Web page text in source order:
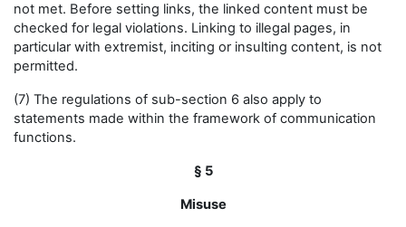
not met. Before setting links, the linked content must be
checked for legal violations. Linking to illegal pages, in
particular with extremist, inciting or insulting content, is not
permitted.
(7) The regulations of sub-section 6 also apply to
statements made within the framework of communication
functions.
§ 5
Misuse